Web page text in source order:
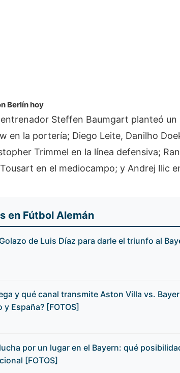
Berlín hoy
Steffen Baumgart planteó
en la portería; Diego Leite, Danilho
Trimmel en la línea defensiva;
en el mediocampo; y Andrej Ilic
en Fútbol Alemán
de Luis Díaz para darle el triunfo al
y qué canal transmite Aston Villa vs.
y España? [FOTOS]
por un lugar en el Bayern: qué
[FOTOS]